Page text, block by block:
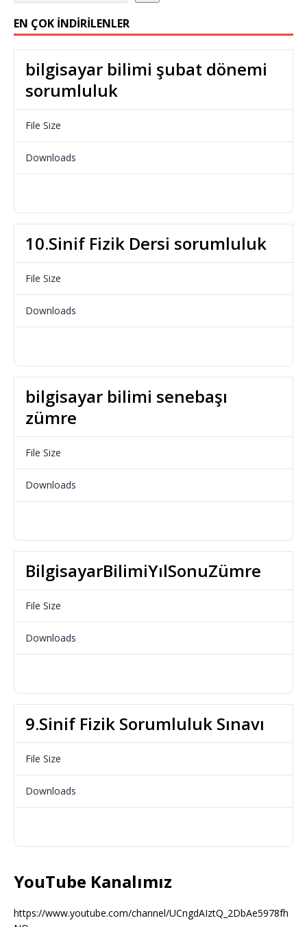
EN ÇOK İNDIRILENLER
bilgisayar bilimi şubat dönemi
sorumluluk
File Size
Downloads
10.Sinif Fizik Dersi sorumluluk
File Size
Downloads
bilgisayar bilimi senebaşı
zümre
File Size
Downloads
BilgisayarBilimiYılSonuZümre
File Size
Downloads
9.Sinif Fizik Sorumluluk Sınavı
File Size
Downloads
YouTube Kanalımız
https://www.youtube.com/channel/UCngdAIztQ_2DbAe5978fh